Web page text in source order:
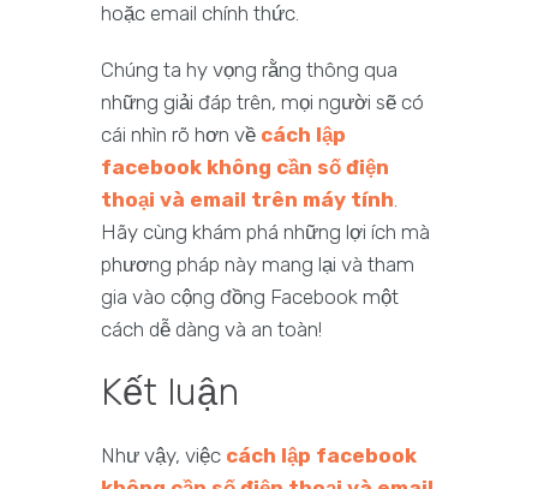
hoặc email chính thức.
Chúng ta hy vọng rằng thông qua
những giải đáp trên, mọi người sẽ có
cái nhìn rõ hơn về cách lập
facebook không cần số điện
thoại và email trên máy tính.
Hãy cùng khám phá những lợi ích mà
phương pháp này mang lại và tham
gia vào cộng đồng Facebook một
cách dễ dàng và an toàn!
Kết luận
Như vậy, việc cách lập facebook